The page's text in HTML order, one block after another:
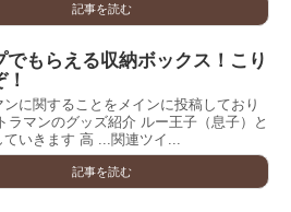
記事を読む
でもらえる収納ボックス！こり
ンに関することをメインに投稿しており
ラマンのグッズ紹介 ルー王子（息子）と
いきます 高 ...関連ツイ...
記事を読む